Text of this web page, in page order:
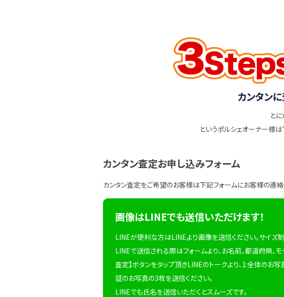
カンタン
と
というポルシェオーナー様
カンタン査定お申し込みフォーム
カンタン査定をご希望のお客様は下記フォームにお客様の連
画像はLINEでも送信いただけます！
LINEが便利な方はLINEより画像を送信ください。サイズ
LINEで送信される際はフォームより、お名前、都道府県、
査定】ボタンをタップ頂きLINEのトークより、1:全体のお
証のお写真の3枚を送信ください。
LINEでも氏名を送信いただくとスムーズです。